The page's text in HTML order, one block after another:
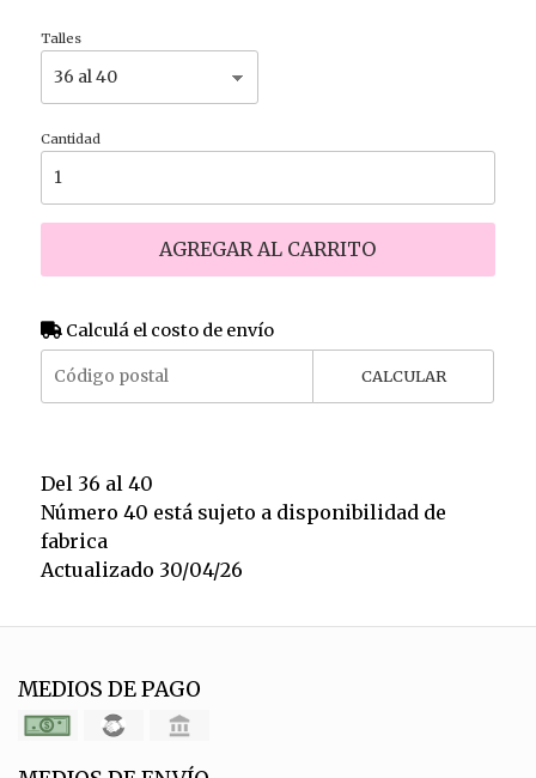
Talles
Cantidad
AGREGAR AL CARRITO
Calculá el costo de envío
CALCULAR
Del 36 al 40
Número 40 está sujeto a disponibilidad de
fabrica
Actualizado 30/04/26
MEDIOS DE PAGO